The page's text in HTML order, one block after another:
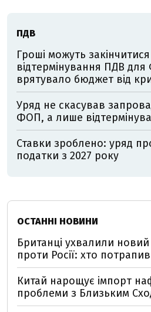
ПДВ
Гроші можуть
відтермінування ПДВ
врятувало бюджет від
Уряд не скасував
ФОП, а лише
Ставки зроблено: уряд
податки з 2027 року
ОСТАННІ НОВИНИ
Британці ухвалили новий
проти Росії: хто
Китай нарощує імпорт
проблеми з Близьким